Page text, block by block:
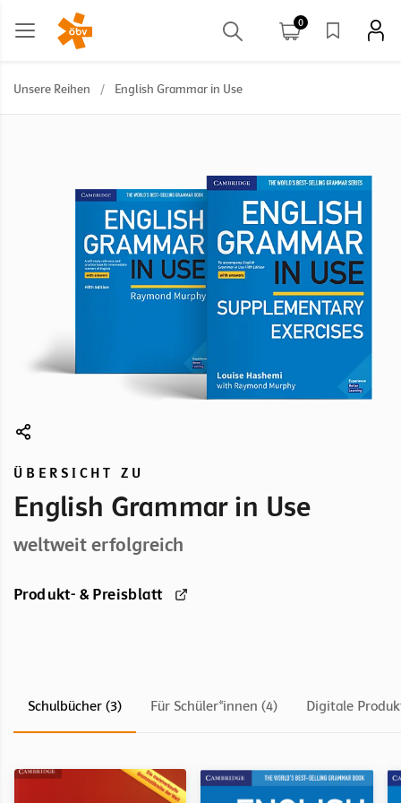
0
Unsere Reihen / English Grammar in Use
ÜBERSICHT ZU
English Grammar in Use
weltweit erfolgreich
Produkt- & Preisblatt
Schulbücher (3) Für Schüler*innen (4) Digitale